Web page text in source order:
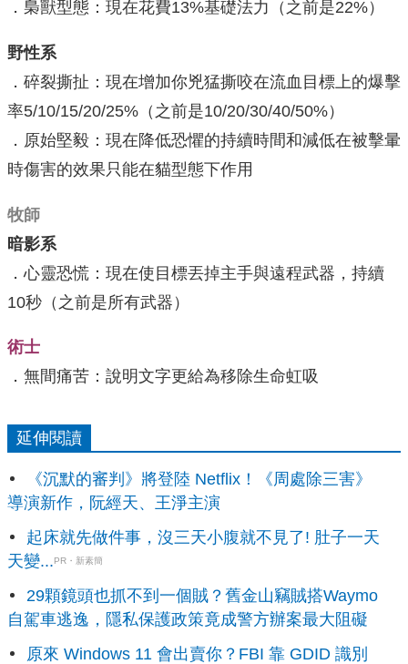
．梟獸型態：現在花費13%基礎法力（之前是22%）
野性系
．碎裂撕扯：現在增加你兇猛撕咬在流血目標上的爆擊
率5/10/15/20/25%（之前是10/20/30/40/50%）
．原始堅毅：現在降低恐懼的持續時間和減低在被擊暈
時傷害的效果只能在貓型態下作用
牧師
暗影系
．心靈恐慌：現在使目標丟掉主手與遠程武器，持續
10秒（之前是所有武器）
術士
．無間痛苦：說明文字更給為移除生命虹吸
延伸閱讀
《沉默的審判》將登陸 Netflix！《周處除三害》
導演新作，阮經天、王淨主演
起床就先做件事，沒三天小腹就不見了! 肚子一天
天變...PR・新素簡
29顆鏡頭也抓不到一個賊？舊金山竊賊搭Waymo
自駕車逃逸，隱私保護政策竟成警方辦案最大阻礙
原來 Windows 11 會出賣你？FBI 靠 GDID 識別